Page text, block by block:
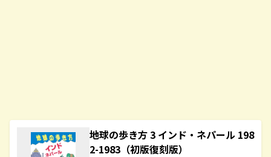
地球の歩き方 3 インド・ネパール 198
2-1983（初版復刻版）